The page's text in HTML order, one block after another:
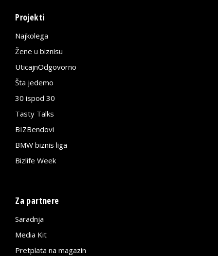
Projekti
Najkolega
Žene u biznisu
UticajnOdgovorno
Šta jedemo
30 ispod 30
Tasty Talks
BIZBendovi
BMW biznis liga
Bizlife Week
Za partnere
Saradnja
Media Kit
Pretplata na magazin